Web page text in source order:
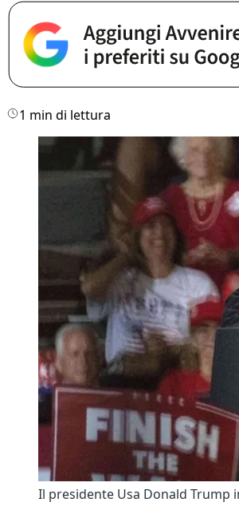
1 min di lettura
Il presidente Usa Donald Trump